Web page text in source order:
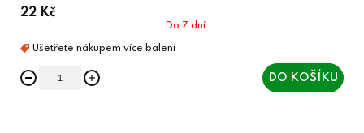
22 Kč
Do 7 dní
DO KOŠÍKU